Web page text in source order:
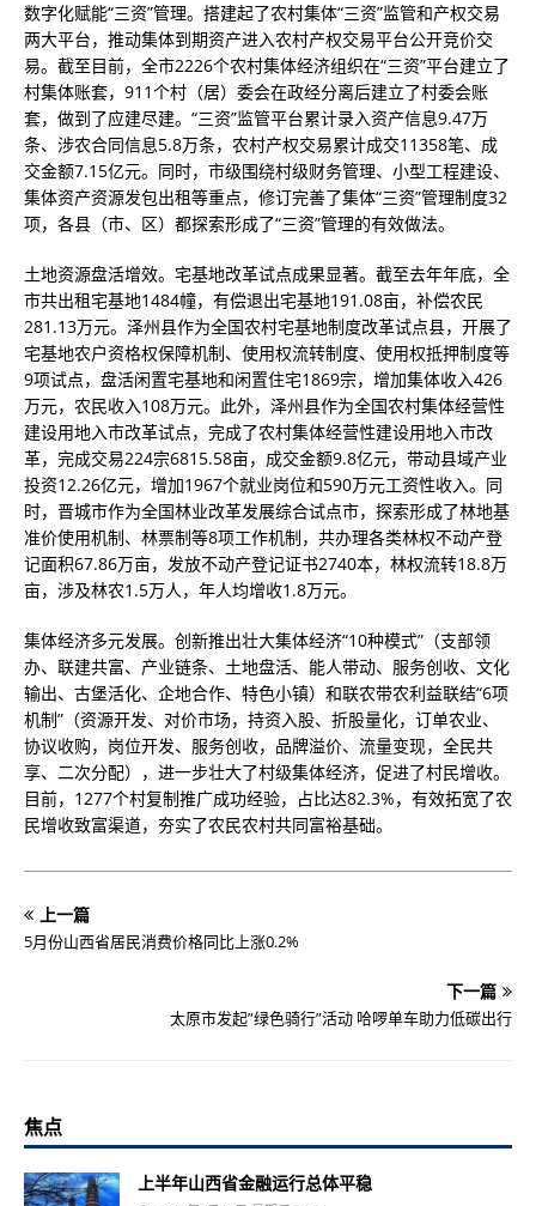
数字化赋能“三资”管理。搭建起了农村集体“三资”监管和产权交易
两大平台，推动集体到期资产进入农村产权交易平台公开竞价交
易。截至目前，全市2226个农村集体经济组织在“三资”平台建立了
村集体账套，911个村（居）委会在政经分离后建立了村委会账
套，做到了应建尽建。“三资”监管平台累计录入资产信息9.47万
条、涉农合同信息5.8万条，农村产权交易累计成交11358笔、成
交金额7.15亿元。同时，市级围绕村级财务管理、小型工程建设、
集体资产资源发包出租等重点，修订完善了集体“三资”管理制度32
项，各县（市、区）都探索形成了“三资”管理的有效做法。
土地资源盘活增效。宅基地改革试点成果显著。截至去年年底，全
市共出租宅基地1484幢，有偿退出宅基地191.08亩，补偿农民
281.13万元。泽州县作为全国农村宅基地制度改革试点县，开展了
宅基地农户资格权保障机制、使用权流转制度、使用权抵押制度等
9项试点，盘活闲置宅基地和闲置住宅1869宗，增加集体收入426
万元，农民收入108万元。此外，泽州县作为全国农村集体经营性
建设用地入市改革试点，完成了农村集体经营性建设用地入市改
革，完成交易224宗6815.58亩，成交金额9.8亿元，带动县域产业
投资12.26亿元，增加1967个就业岗位和590万元工资性收入。同
时，晋城市作为全国林业改革发展综合试点市，探索形成了林地基
准价使用机制、林票制等8项工作机制，共办理各类林权不动产登
记面积67.86万亩，发放不动产登记证书2740本，林权流转18.8万
亩，涉及林农1.5万人，年人均增收1.8万元。
集体经济多元发展。创新推出壮大集体经济“10种模式”（支部领
办、联建共富、产业链条、土地盘活、能人带动、服务创收、文化
输出、古堡活化、企地合作、特色小镇）和联农带农利益联结“6项
机制”（资源开发、对价市场，持资入股、折股量化，订单农业、
协议收购，岗位开发、服务创收，品牌溢价、流量变现，全民共
享、二次分配），进一步壮大了村级集体经济，促进了村民增收。
目前，1277个村复制推广成功经验，占比达82.3%，有效拓宽了农
民增收致富渠道，夯实了农民农村共同富裕基础。
上一篇
5月份山西省居民消费价格同比上涨0.2%
下一篇
太原市发起”绿色骑行”活动 哈啰单车助力低碳出行
焦点
上半年山西省金融运行总体平稳